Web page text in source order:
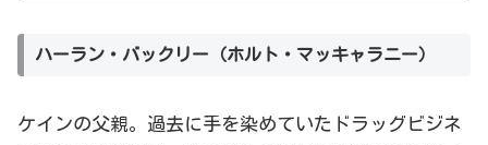
ハーラン・バックリー（ホルト・マッキャラニー）
ケインの父親。過去に手を染めていたドラッグビジネ